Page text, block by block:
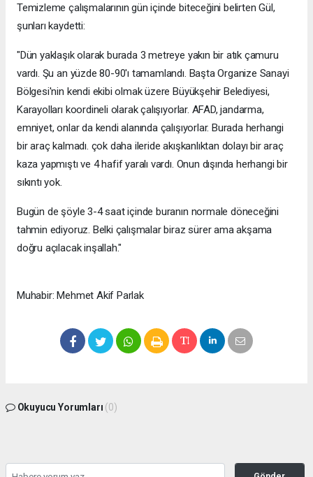
Temizleme çalışmalarının gün içinde biteceğini belirten Gül,
şunları kaydetti:
"Dün yaklaşık olarak burada 3 metreye yakın bir atık çamuru
vardı. Şu an yüzde 80-90'ı tamamlandı. Başta Organize Sanayi
Bölgesi'nin kendi ekibi olmak üzere Büyükşehir Belediyesi,
Karayolları koordineli olarak çalışıyorlar. AFAD, jandarma,
emniyet, onlar da kendi alanında çalışıyorlar. Burada herhangi
bir araç kalmadı. çok daha ileride akışkanlıktan dolayı bir araç
kaza yapmıştı ve 4 hafif yaralı vardı. Onun dışında herhangi bir
sıkıntı yok.
Bugün de şöyle 3-4 saat içinde buranın normale döneceğini
tahmin ediyoruz. Belki çalışmalar biraz sürer ama akşama
doğru açılacak inşallah."
Muhabir: Mehmet Akif Parlak
Okuyucu Yorumları (0)